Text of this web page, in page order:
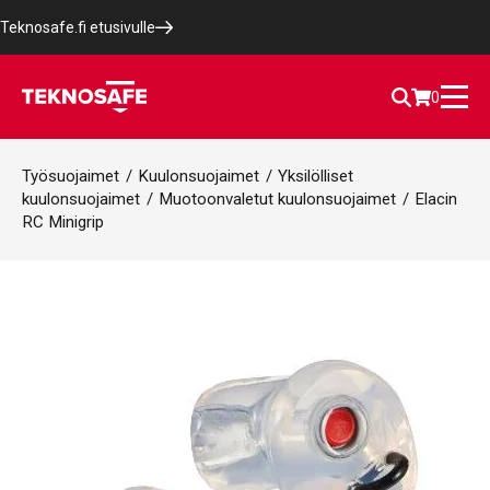
Teknosafe.fi etusivulle
0
Työsuojaimet / Kuulonsuojaimet / Yksilölliset
kuulonsuojaimet / Muotoonvaletut kuulonsuojaimet / Elacin
RC Minigrip